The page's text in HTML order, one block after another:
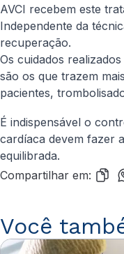
AVCI recebem este
Independente da
recuperação.
Os cuidados
são os que trazem
pacientes,
É indispensável o
cardíaca devem fazer
equilibrada.
Compartilhar em:
Você